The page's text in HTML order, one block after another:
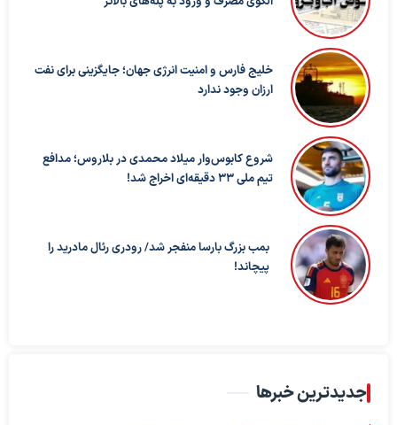
خلیج فارس و امنیت انرژی جهان؛ جایگزینی برای نفت
ارزان وجود ندارد
شروع کابوس‌وار میلاد محمدی در بلاروس؛ مدافع
تیم ملی ۳۳ دقیقه‌ای اخراج شد!
بمب بزرگ بارسا منفجر شد/ رودری رئال مادرید را
پیچاند!
جدیدترین خبرها